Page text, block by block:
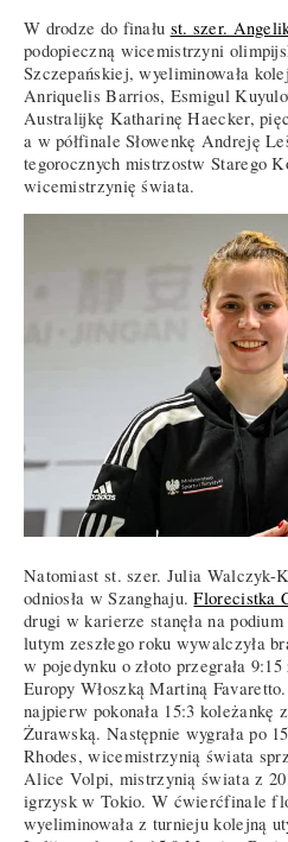
W drodze do finału st. szer.
podopieczną wicemistrzyni
Szczepańskiej, wyeliminowała
Anriquelis Barrios, Esmigul
Australijkę Katharinę Haecker,
a w półfinale Słowenkę Andreję
tegorocznych mistrzostw Starego
wicemistrzynię świata.
Natomiast st. szer. Julia Walczyk-
odniosła w Szanghaju.Florecistka
drugi w karierze stanęła na
lutym zeszłego roku wywalczyła
w pojedynku o złoto przegrała
Europy Włoszką Martiną
najpierw pokonała 15:3 koleżankę
Żurawską. Następnie wygrała po
Rhodes, wicemistrzynią świata
Alice Volpi, mistrzynią świata z
igrzysk w Tokio. W ćwierćfinale
wyeliminowała z turnieju kolejną